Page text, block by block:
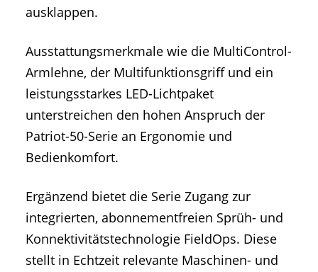
ausklappen.
Ausstattungsmerkmale wie die MultiControl-
Armlehne, der Multifunktionsgriff und ein
leistungsstarkes LED-Lichtpaket
unterstreichen den hohen Anspruch der
Patriot-50-Serie an Ergonomie und
Bedienkomfort.
Ergänzend bietet die Serie Zugang zur
integrierten, abonnementfreien Sprüh- und
Konnektivitätstechnologie FieldOps. Diese
stellt in Echtzeit relevante Maschinen- und